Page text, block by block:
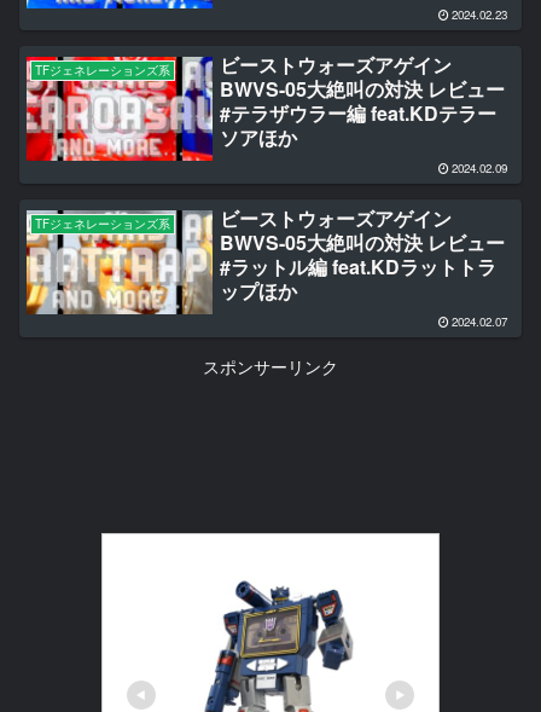
2024.02.23
TFジェネレーションズ系
ビーストウォーズアゲイン
BWVS-05大絶叫の対決 レビュー
#テラザウラー編 feat.KDテラー
ソアほか
2024.02.09
TFジェネレーションズ系
ビーストウォーズアゲイン
BWVS-05大絶叫の対決 レビュー
#ラットル編 feat.KDラットトラ
ップほか
2024.02.07
スポンサーリンク